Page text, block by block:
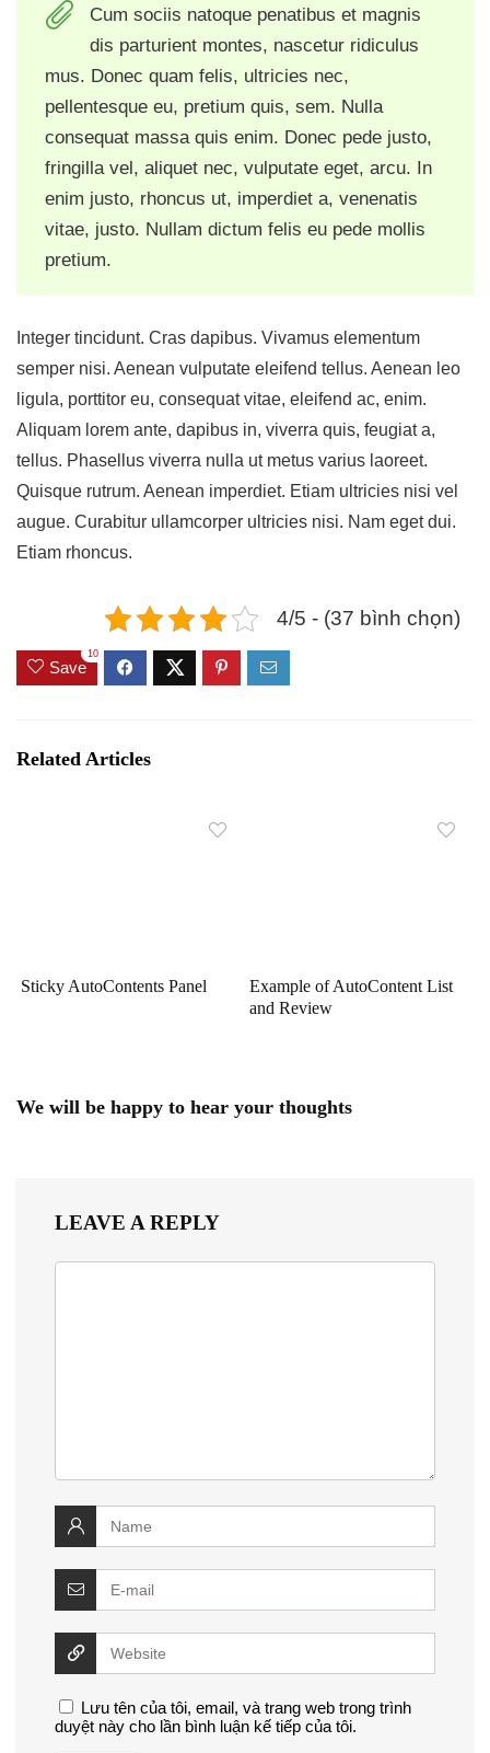
Cum sociis natoque penatibus et magnis
dis parturient montes, nascetur ridiculus
mus. Donec quam felis, ultricies nec,
pellentesque eu, pretium quis, sem. Nulla
consequat massa quis enim. Donec pede justo,
fringilla vel, aliquet nec, vulputate eget, arcu. In
enim justo, rhoncus ut, imperdiet a, venenatis
vitae, justo. Nullam dictum felis eu pede mollis
pretium.
Integer tincidunt. Cras dapibus. Vivamus elementum
semper nisi. Aenean vulputate eleifend tellus. Aenean leo
ligula, porttitor eu, consequat vitae, eleifend ac, enim.
Aliquam lorem ante, dapibus in, viverra quis, feugiat a,
tellus. Phasellus viverra nulla ut metus varius laoreet.
Quisque rutrum. Aenean imperdiet. Etiam ultricies nisi vel
augue. Curabitur ullamcorper ultricies nisi. Nam eget dui.
Etiam rhoncus.
4/5 - (37 bình chọn)
Save
10
Related Articles
Sticky AutoContents Panel
Example of AutoContent List
and Review
We will be happy to hear your thoughts
LEAVE A REPLY
Lưu tên của tôi, email, và trang web trong trình
duyệt này cho lần bình luận kế tiếp của tôi.